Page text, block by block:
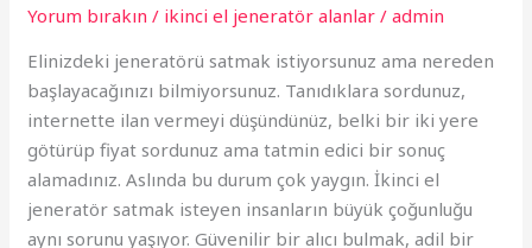
Yorum bırakın / ikinci el jeneratör alanlar /admin
Elinizdeki jeneratörü satmak istiyorsunuz ama nereden
başlayacağınızı bilmiyorsunuz. Tanıdıklara sordunuz,
internette ilan vermeyi düşündünüz, belki bir iki yere
götürüp fiyat sordunuz ama tatmin edici bir sonuç
alamadınız. Aslında bu durum çok yaygın. İkinci el
jeneratör satmak isteyen insanların büyük çoğunluğu
aynı sorunu yaşıyor. Güvenilir bir alıcı bulmak, adil bir